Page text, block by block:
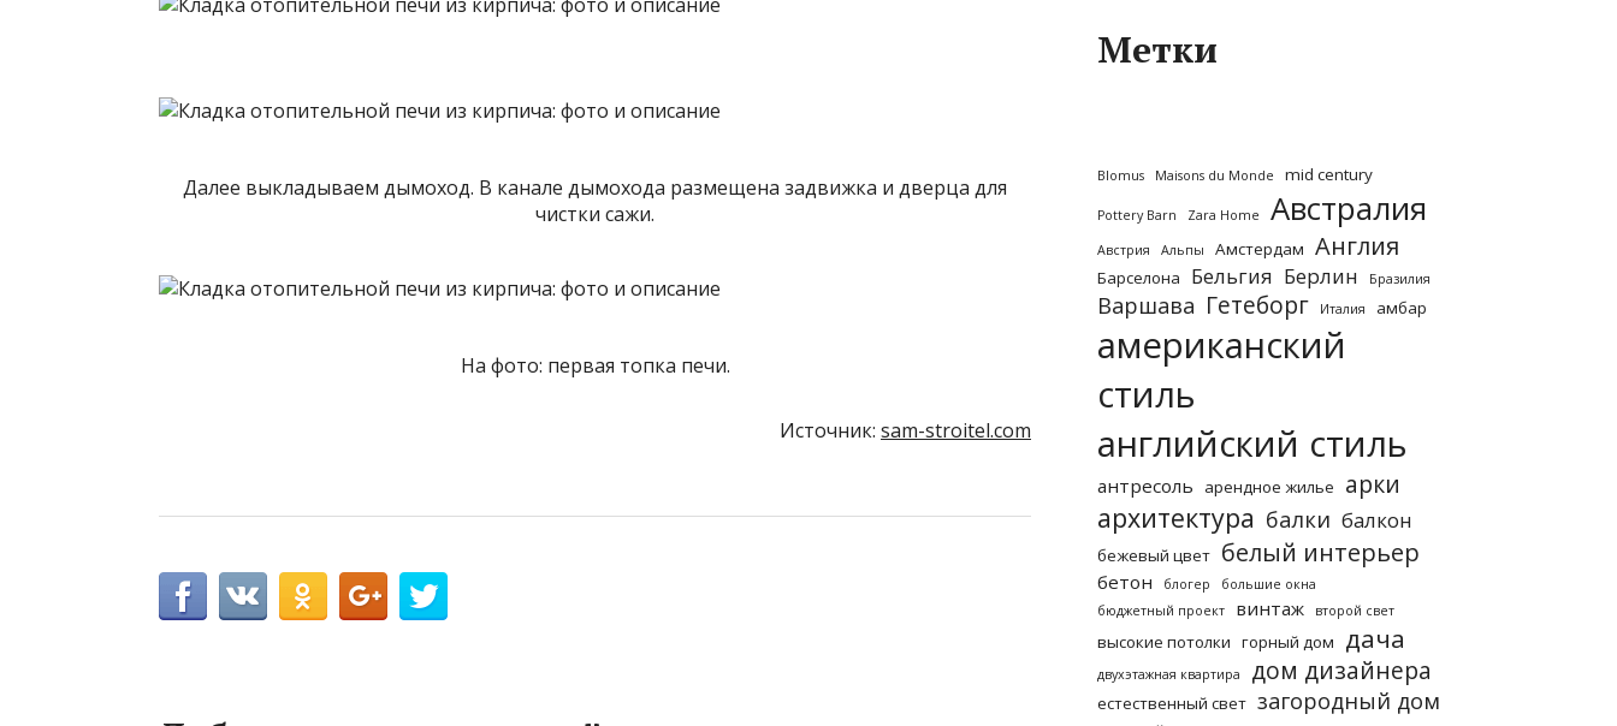
Далее выкладываем дымоход. В канале дымохода размещена задвижка и дверца для
чистки сажи.
На фото: первая топка печи.
Источник: sam-stroitel.com
Метки
Blomus Maisons du Monde mid century
Pottery Barn Zara Home Австралия
Австрия Альпы Амстердам Англия
Барселона Бельгия Берлин Бразилия
Варшава Гетеборг Италия амбар
американский
стиль
английский стиль
антресоль арендное жилье арки
архитектура балки балкон
бежевый цвет белый интерьер
бетон блогер
большие окна
бюджетный проект
винтаж второй свет
высокие потолки горный дом дача
двухэтажная квартира дом дизайнера
естественный свет загородный дом